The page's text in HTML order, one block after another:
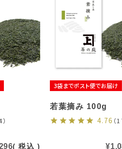
）
税込
3袋までポスト便でお届け
若葉摘み 100g
4.76 （
¥